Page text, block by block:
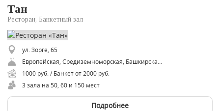
Тан
Ресторан, Банкетный зал
ул. Зорге, 65
1000 руб. / Банкет от 2000 руб.
3 зала на 50, 60 и 150 мест
Подробнее